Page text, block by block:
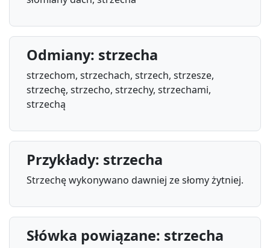
Odmiany: strzecha
strzechom, strzechach, strzech, strzesze,
strzechę, strzecho, strzechy, strzechami,
strzechą
Przykłady: strzecha
Strzechę wykonywano dawniej ze słomy żytniej.
Słówka powiązane: strzecha